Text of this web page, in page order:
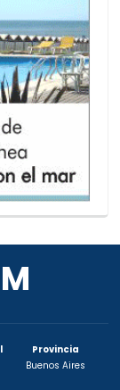
Provincia
Buenos Aires